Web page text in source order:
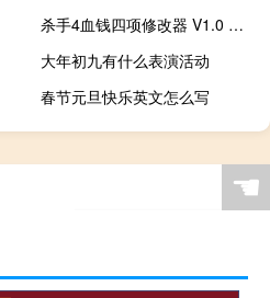
杀手4血钱四项修改器 V1.0 绿色免费版（杀手4血钱四项修改器 V1.0 绿色免费版功能简介）
大年初九有什么表演活动
春节元旦快乐英文怎么写
水族过滤箱
☚